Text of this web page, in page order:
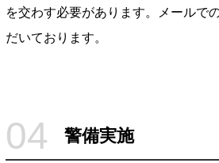
を交わす必要があります。メールで
だいております。
04 警備実施